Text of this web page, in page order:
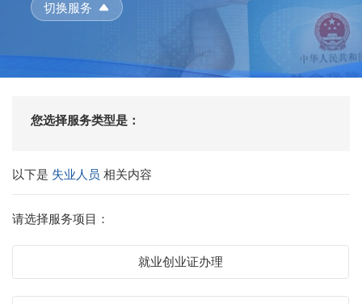
切换服务
您选择服务类型是：
以下是 失业人员相关内容
请选择服务项目：
就业创业证办理